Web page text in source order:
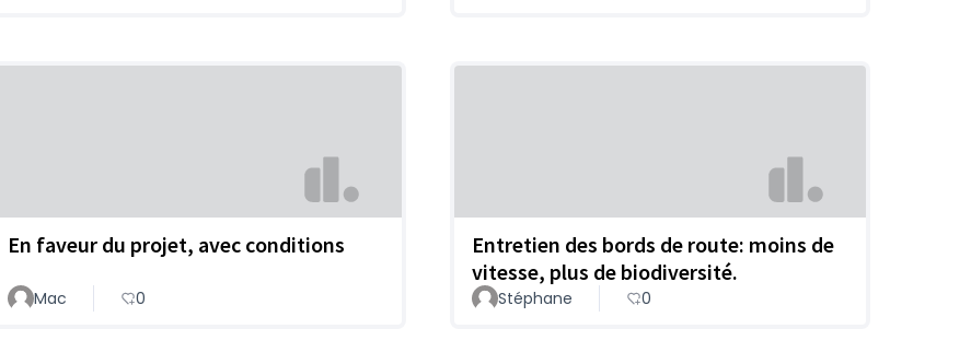
En faveur du projet, avec conditions
Mac 0
Entretien des bords de route: moins de
vitesse, plus de biodiversité.
Stéphane 0